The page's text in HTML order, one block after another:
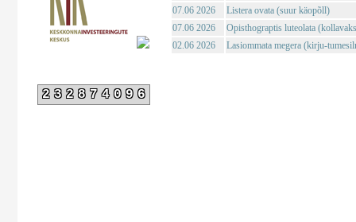
232874096
07.06 2026
Listera ovata (suur käopõll)
07.06 2026
Opisthograptis luteolata
02.06 2026
Lasiommata megera (kirju-